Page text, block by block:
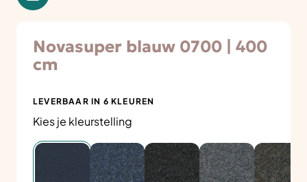
Novasuper blauw 0700 | 400
cm
LEVERBAAR IN 6 KLEUREN
Kies je kleurstelling